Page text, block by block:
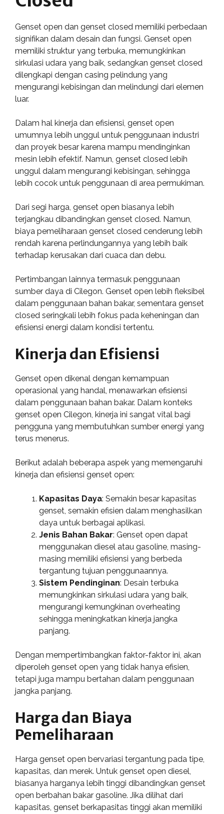
Genset open dan genset closed memiliki perbedaan
signifikan dalam desain dan fungsi. Genset open
memiliki struktur yang terbuka, memungkinkan
sirkulasi udara yang baik, sedangkan genset closed
dilengkapi dengan casing pelindung yang
mengurangi kebisingan dan melindungi dari elemen
luar.
Dalam hal kinerja dan efisiensi, genset open
umumnya lebih unggul untuk penggunaan industri
dan proyek besar karena mampu mendinginkan
mesin lebih efektif. Namun, genset closed lebih
unggul dalam mengurangi kebisingan, sehingga
lebih cocok untuk penggunaan di area permukiman.
Dari segi harga, genset open biasanya lebih
terjangkau dibandingkan genset closed. Namun,
biaya pemeliharaan genset closed cenderung lebih
rendah karena perlindungannya yang lebih baik
terhadap kerusakan dari cuaca dan debu.
Pertimbangan lainnya termasuk penggunaan
sumber daya di Cilegon. Genset open lebih fleksibel
dalam penggunaan bahan bakar, sementara genset
closed seringkali lebih fokus pada keheningan dan
efisiensi energi dalam kondisi tertentu.
Kinerja dan Efisiensi
Genset open dikenal dengan kemampuan
operasional yang handal, menawarkan efisiensi
dalam penggunaan bahan bakar. Dalam konteks
genset open Cilegon, kinerja ini sangat vital bagi
pengguna yang membutuhkan sumber energi yang
terus menerus.
Berikut adalah beberapa aspek yang memengaruhi
kinerja dan efisiensi genset open:
Kapasitas Daya: Semakin besar kapasitas
genset, semakin efisien dalam menghasilkan
daya untuk berbagai aplikasi.
Jenis Bahan Bakar: Genset open dapat
menggunakan diesel atau gasoline, masing-
masing memiliki efisiensi yang berbeda
tergantung tujuan penggunaannya.
Sistem Pendinginan: Desain terbuka
memungkinkan sirkulasi udara yang baik,
mengurangi kemungkinan overheating
sehingga meningkatkan kinerja jangka
panjang.
Dengan mempertimbangkan faktor-faktor ini, akan
diperoleh genset open yang tidak hanya efisien,
tetapi juga mampu bertahan dalam penggunaan
jangka panjang.
Harga dan Biaya
Pemeliharaan
Harga genset open bervariasi tergantung pada tipe,
kapasitas, dan merek. Untuk genset open diesel,
biasanya harganya lebih tinggi dibandingkan genset
open berbahan bakar gasoline. Jika dilihat dari
kapasitas, genset berkapasitas tinggi akan memiliki